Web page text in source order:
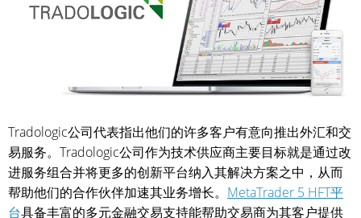
Tradologic公司代表指出他们的许多客户有意向推出外汇和交
易服务。Tradologic公司作为技术供应商主要目标就是通过改
进服务组合并将更多的创新平台纳入其解决方案之中，从而
帮助他们的合作伙伴加速其业务增长。 MetaTrader 5 HFT平
台具备丰富的多元金融交易支持能帮助交易商为其客户提供